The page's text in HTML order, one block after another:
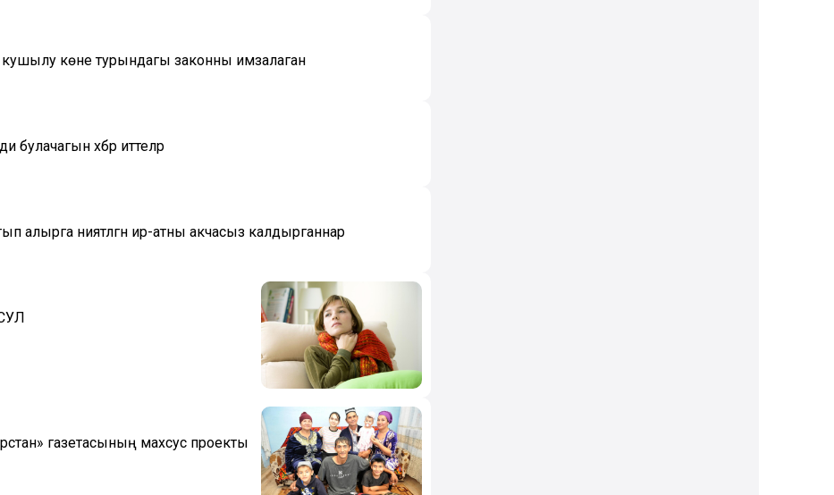
кушылу көне турындагы законны имзалаган
хәбәр иттеләр
алырга ниятләгән ир-атны акчасыз калдырганнар
газетасының махсус проекты